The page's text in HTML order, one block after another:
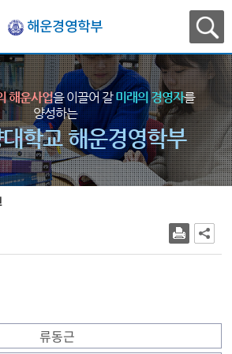
해운경영학부
해운사업을 이끌어 갈미래의 경영자를
양성하는
학교 해운경영학부
류동근